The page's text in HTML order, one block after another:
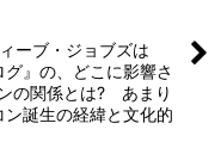
ーブ・ジョブズは
グ』の、どこに影響さ
の関係とは? あまり
誕生の経緯と文化的